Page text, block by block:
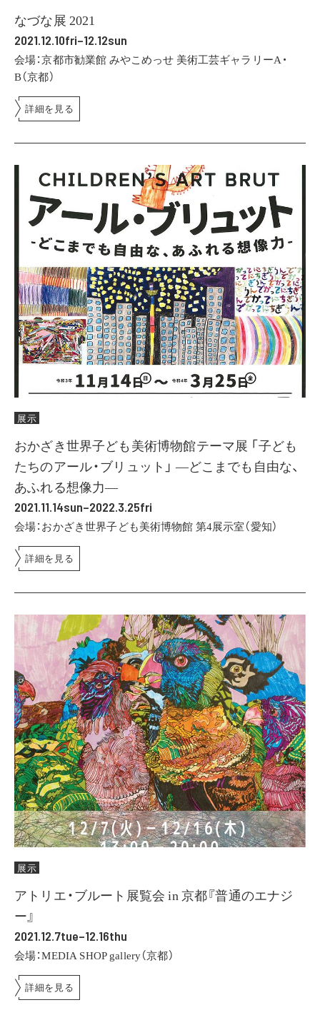
なづな展 2021
2021.12.10fri–12.12sun
会場：京都市勧業館 みやこめっせ 美術工芸ギャラリーA・
B（京都）
詳細を見る
展示
おかざき世界子ども美術博物館テーマ展 「子ども
たちのアール・ブリュット」 ―どこまでも自由な、
あふれる想像力―
2021.11.14sun–2022.3.25fri
会場：おかざき世界子ども美術博物館 第4展示室（愛知）
詳細を見る
展示
アトリエ・ブルート展覧会 in 京都『普通のエナジ
ー』
2021.12.7tue–12.16thu
会場：MEDIA SHOP gallery（京都）
詳細を見る